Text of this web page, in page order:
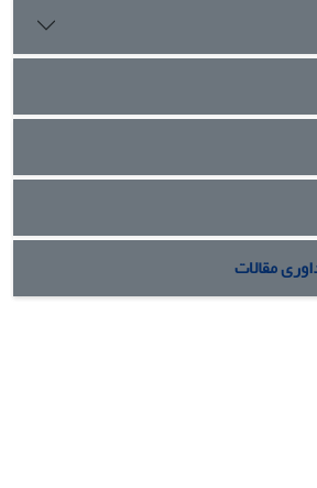
مقالات